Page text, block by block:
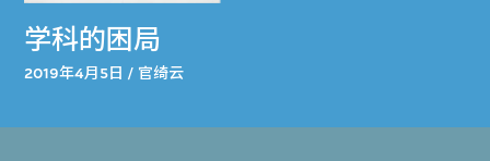
学科的困局
2019年4月5日 / 官绮云